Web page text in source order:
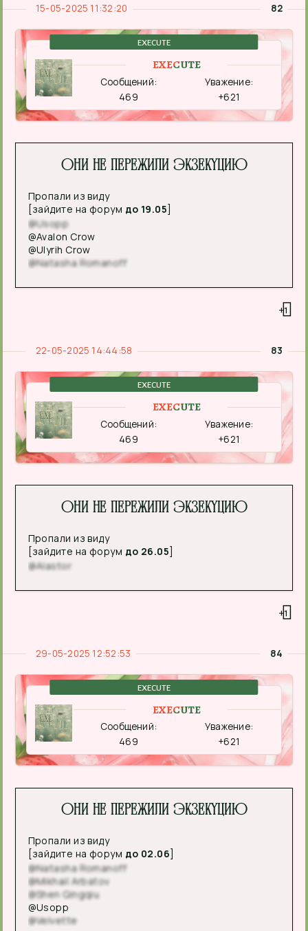
82
15-05-2025 11:32:20
EXECUTE
EXECUTE
Сообщений:
469
Уважение:
+621
Они не пережили экзекуцию
Пропали из виду
[зайдите на форум до 19.05]
@Usopp
@Avalon Crow
@Ulyrih Crow
@Natasha Romanoff
+1
83
22-05-2025 14:44:58
EXECUTE
EXECUTE
Сообщений:
469
Уважение:
+621
Они не пережили экзекуцию
Пропали из виду
[зайдите на форум до 26.05]
@Alastor
+1
84
29-05-2025 12:52:53
EXECUTE
EXECUTE
Сообщений:
469
Уважение:
+621
Они не пережили экзекуцию
Пропали из виду
[зайдите на форум до 02.06
@Natasha Romanoff
@Mikhail Arbatov
@Shen Qingqiu
@Usopp
@Velvette